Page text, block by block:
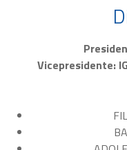
Vicepresidente: